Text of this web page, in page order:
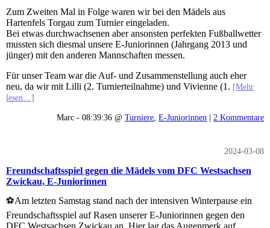
Zum Zweiten Mal in Folge waren wir bei den Mädels aus
Hartenfels Torgau zum Turnier eingeladen.
Bei etwas durchwachsenen aber ansonsten perfekten Fußballwetter
mussten sich diesmal unsere E-Juniorinnen (Jahrgang 2013 und
jünger) mit den anderen Mannschaften messen.
Für unser Team war die Auf- und Zusammenstellung auch eher
neu, da wir mit Lilli (2. Turnierteilnahme) und Vivienne (1. [Mehr
lesen…]
Marc - 08:39:36 @ Turniere E-Juniorinnen | 2 Kommentare
2024-03-08
Freundschaftsspiel gegen die Mädels vom DFC Westsachsen
Zwickau, E-Juniorinnen
⚽️Am letzten Samstag stand nach der intensiven Winterpause ein
Freundschaftsspiel auf Rasen unserer E-Juniorinnen gegen den
DFC Westsachsen Zwickau an. Hier lag das Augenmerk auf